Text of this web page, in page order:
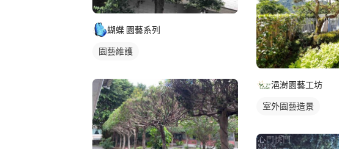
蝴蝶 園藝系列
園藝維護
浥澍園藝工坊
室外園藝造景